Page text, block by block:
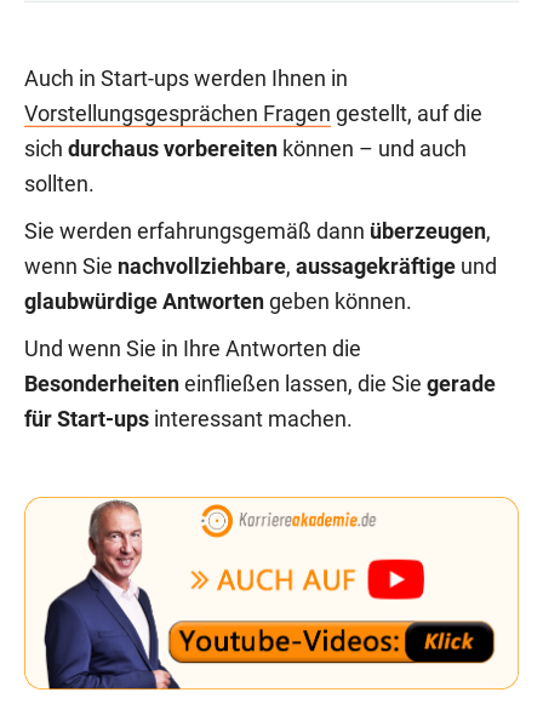
Auch in Start-ups werden Ihnen in
Vorstellungsgesprächen Fragen gestellt, auf die
sich durchaus vorbereiten können – und auch
sollten.
Sie werden erfahrungsgemäß dann überzeugen,
wenn Sie nachvollziehbare, aussagekräftige und
glaubwürdige Antworten geben können.
Und wenn Sie in Ihre Antworten die
Besonderheiten einfließen lassen, die Sie gerade
für Start-ups interessant machen.